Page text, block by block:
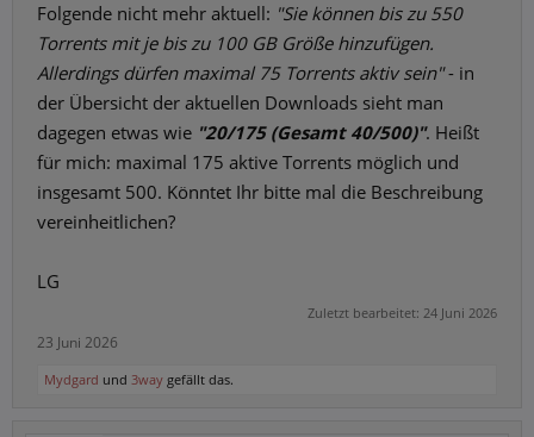
Folgende nicht mehr aktuell: "Sie können bis zu 550
Torrents mit je bis zu 100 GB Größe hinzufügen.
Allerdings dürfen maximal 75 Torrents aktiv sein"- in
der Übersicht der aktuellen Downloads sieht man
dagegen etwas wie "20/175 (Gesamt 40/500)". Heißt
für mich: maximal 175 aktive Torrents möglich und
insgesamt 500. Könntet Ihr bitte mal die Beschreibung
vereinheitlichen?
LG
Zuletzt bearbeitet: 24 Juni 2026
23 Juni 2026
Mydgard und 3way gefällt das.